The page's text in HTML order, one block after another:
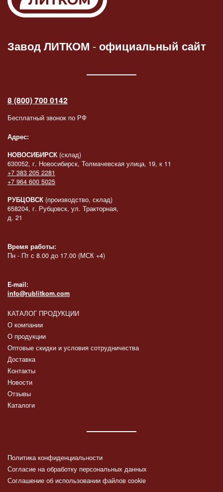
Завод ЛИТКОМ -официальный сайт
8 (800) 700 0142
Бесплатный звонок по РФ
Адрес:
НОВОСИБИРСК (склад)
630052, г. Новосибирск, Толмачевская улица, 19, к 11
+7 383 205 2281
+7 964 600 5025
РУБЦОВСК (производство, склад)
658204, г. Рубцовск, ул. Тракторная,
д. 21
Время работы:
Пн - Пт с 8.00 до 17.00 (МСК +4)
E-mail:
info@rublitkom.com
КАТАЛОГ ПРОДУКЦИИ
О компании
О продукции
Оптовые скидки и условия сотрудничества
Доставка
Контакты
Новости
Отзывы
Каталоги
Политика конфиденциальности
Согласие на обработку персональных данных
Соглашение об использовании файлов cookie